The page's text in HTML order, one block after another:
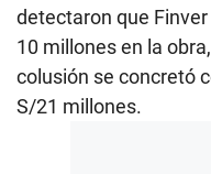
detectaron que
10 millones en la
colusión se concretó
S/21 millones.